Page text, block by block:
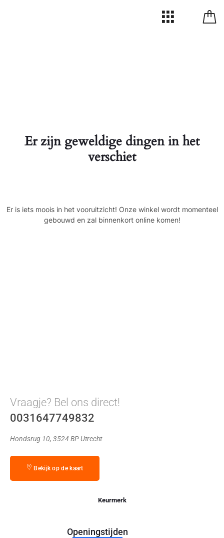
Er zijn geweldige dingen in het
verschiet
Er is iets moois in het vooruitzicht! Onze winkel wordt momenteel
gebouwd en zal binnenkort online komen!
Vraagje? Bel ons direct!
0031647749832
Hondsrug 10, 3524 BP Utrecht
Bekijk op de kaart
Keurmerk
Openingstijden